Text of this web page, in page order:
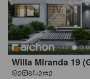
Willa Miranda 19
2 6 2
2